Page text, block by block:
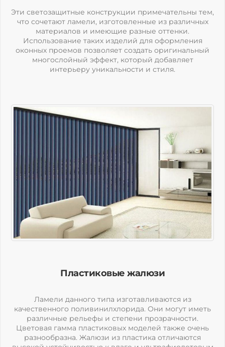
Эти светозащитные конструкции примечательны тем,
что сочетают ламели, изготовленные из различных
материалов и имеющие разные оттенки.
Использование таких изделий для оформления
оконных проемов позволяет создать оригинальный
многослойный эффект, который добавляет
интерьеру уникальности и стиля.
Пластиковые жалюзи
Ламели данного типа изготавливаются из
качественного поливинилхлорида. Они могут иметь
различные рельефы и степени прозрачности.
Цветовая гамма пластиковых моделей также очень
разнообразна. Жалюзи из пластика отличаются